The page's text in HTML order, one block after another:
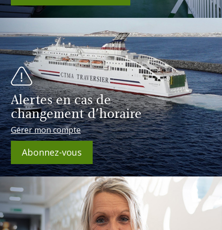
Alertes en cas de
changement d'horaire
Gérer mon compte
Abonnez-vous